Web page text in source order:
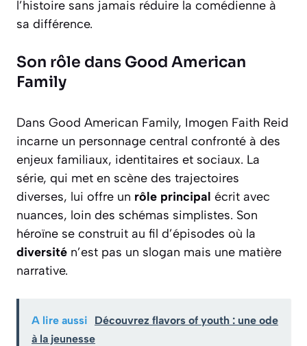
l’histoire sans jamais réduire la comédienne à
sa différence.
Son rôle dans Good American
Family
Dans Good American Family, Imogen Faith Reid
incarne un personnage central confronté à des
enjeux familiaux, identitaires et sociaux. La
série, qui met en scène des trajectoires
diverses, lui offre un rôle principal écrit avec
nuances, loin des schémas simplistes. Son
héroïne se construit au fil d’épisodes où la
diversité n’est pas un slogan mais une matière
narrative.
A lire aussi
Découvrez flavors of youth : une ode
à la jeunesse